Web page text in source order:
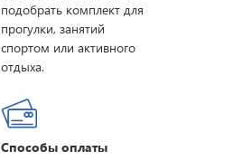
подобрать комплект для
прогулки, занятий
спортом или активного
отдыха.
Способы оплаты